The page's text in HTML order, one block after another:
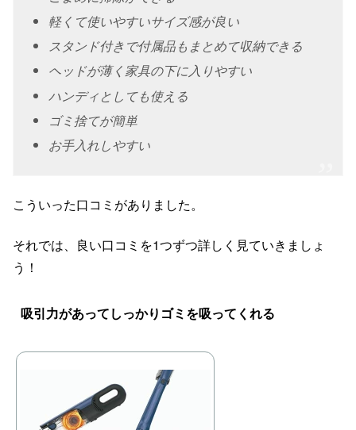
軽くて使いやすいサイズ感が良い
スタンド付きで付属品もまとめて収納できる
ヘッドが薄く家具の下に入りやすい
ハンディとしても使える
ゴミ捨てが簡単
お手入れしやすい
こういった口コミがありました。
それでは、良い口コミを1つずつ詳しく見ていきましょ
う！
吸引力があってしっかりゴミを吸ってくれる